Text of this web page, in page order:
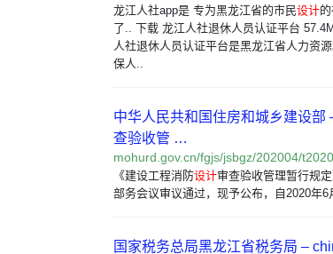
龙江人社app是 专为黑龙江省的市民设计
了.. 下载 龙江人社退休人员认证平台
人社退休人员认证平台是黑龙江省人力资
保人..
中华人民共和国住房和城乡建设部
查验收管 …
mohurd.gov.cn/fgjs/jsbgz/202004/
《建设工程消防设计审查验收管理暂行规
部务会议审议通过，现予公布，自2020年6
国家税务总局黑龙江省税务局 –